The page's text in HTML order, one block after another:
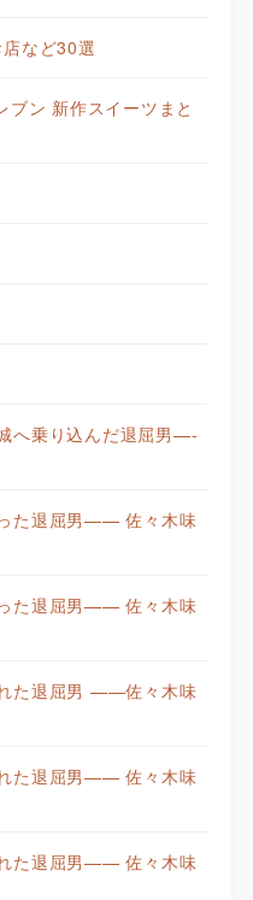
など30選
ブン 新作スイーツまと
へ乗り込んだ退屈男—-
た退屈男—— 佐々木味
た退屈男—— 佐々木味
た退屈男 ——佐々木味
た退屈男—— 佐々木味
た退屈男—— 佐々木味